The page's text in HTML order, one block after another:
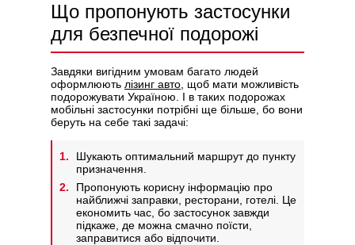
Що пропонують застосунки
для безпечної подорожі
Завдяки вигідним умовам багато людей
оформлюють лізинг авто , щоб мати можливість
подорожувати Україною. І в таких подорожах
мобільні застосунки потрібні ще більше, бо вони
беруть на себе такі задачі:
Шукають оптимальний маршрут до пункту
призначення.
Пропонують корисну інформацію про
найближчі заправки, ресторани, готелі. Це
економить час, бо застосунок завжди
підкаже, де можна смачно поїсти,
заправитися або відпочити.